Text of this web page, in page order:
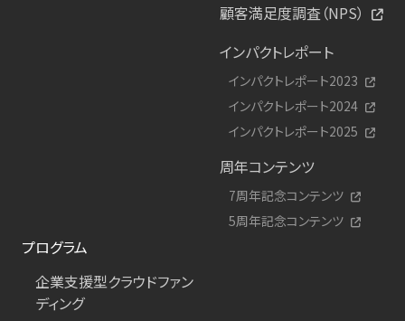
顧客満足度調査（NPS）
インパクトレポート
インパクトレポート2023
インパクトレポート2024
インパクトレポート2025
周年コンテンツ
7周年記念コンテンツ
5周年記念コンテンツ
プログラム
企業支援型クラウドファン
ディング